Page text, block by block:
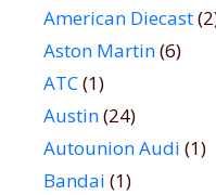
American Diecast
Aston Martin(6)
ATC(1)
Austin(24)
Autounion Audi (1)
Bandai (1)